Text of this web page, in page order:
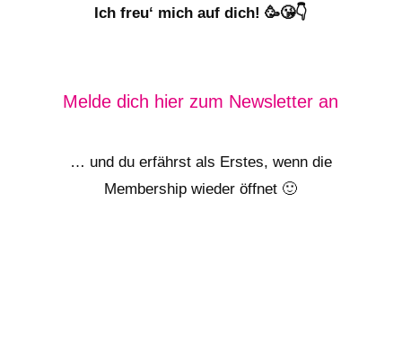
Ich freu‘ mich auf dich! 🥳😘👇
Melde dich hier zum Newsletter an
… und du erfährst als Erstes, wenn die
Membership wieder öffnet 🙂